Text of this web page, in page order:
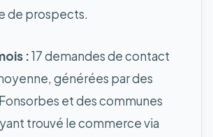
de prospects.
:17 demandes de contact
générées par des
et des communes
trouvé le commerce via